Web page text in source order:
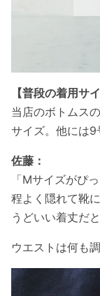
【普段の着用サイ
当店のボトムス
サイズ。他には9
佐藤：
「Mサイズがぴ
程よく隠れて靴
うどいい着丈だ
ウエストは何も